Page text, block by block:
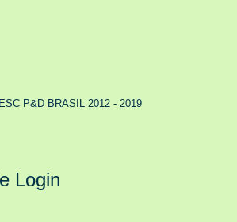
P&D BRASIL 2012 - 2019
Login